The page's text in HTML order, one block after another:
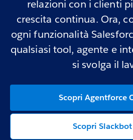
relazioni con i clienti
crescita continua. Ora,
ogni funzionalità
qualsiasi tool, agente e
si svolga il
Scopri Agentforce
Scopri Slackbot